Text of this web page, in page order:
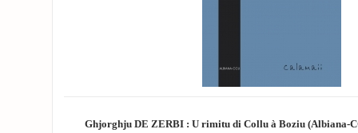
Ghjorghju DE ZERBI : U rimitu di Collu à Boziu (Albiana-